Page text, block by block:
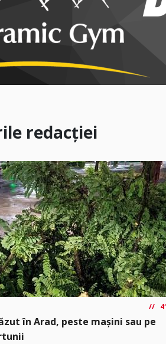
redacției
în Arad, peste mașini sau pe